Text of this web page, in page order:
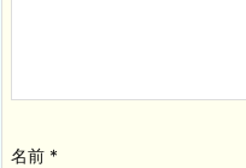
名前 *